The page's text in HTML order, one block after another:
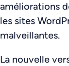
améliorations
les sites
malveillantes.
La nouvelle